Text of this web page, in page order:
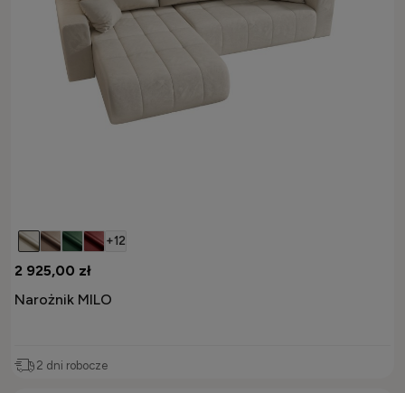
+12
2 925,00 zł
Narożnik MILO
2 dni robocze